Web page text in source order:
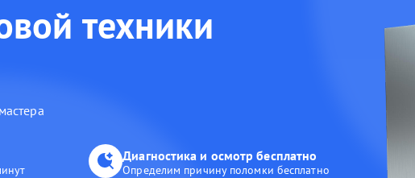
техники
Диагностика и осмотр бесплатно
Определим причину поломки бесплатно